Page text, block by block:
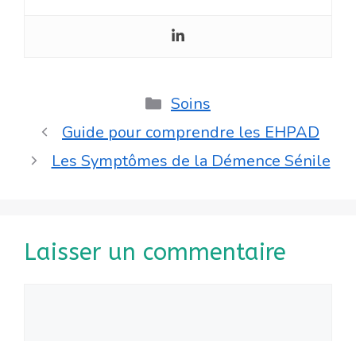
Catégories
Soins
Guide pour comprendre les EHPAD
Les Symptômes de la Démence Sénile
Laisser un commentaire